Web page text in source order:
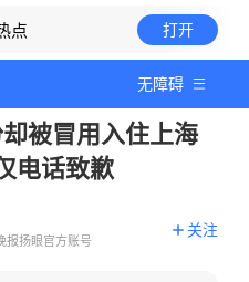
点 打开
无障碍
被冒用入住上海
电话致歉
报扬眼官方账号
关注